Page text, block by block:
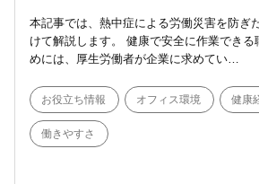
本記事では、熱中症による労働災害を防ぎ
けて解説します。 健康で安全に作業できる
めには、厚生労働者が企業に求めてい…
お役立ち情報 オフィス環境 健康
働きやすさ